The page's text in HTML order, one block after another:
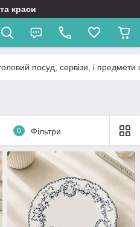
краси
посуд, сервізи, і предмети
0 Фільтри